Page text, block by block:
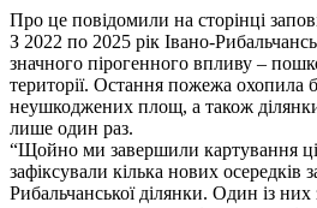
Про це повідомили на сторінці
З 2022 по 2025 рік Івано-
значного пірогенного впливу –
території. Остання пожежа охопила
неушкоджених площ, а також
лише один раз.
“Щойно ми завершили картування
зафіксували кілька нових осередків
Рибальчанської ділянки. Один із